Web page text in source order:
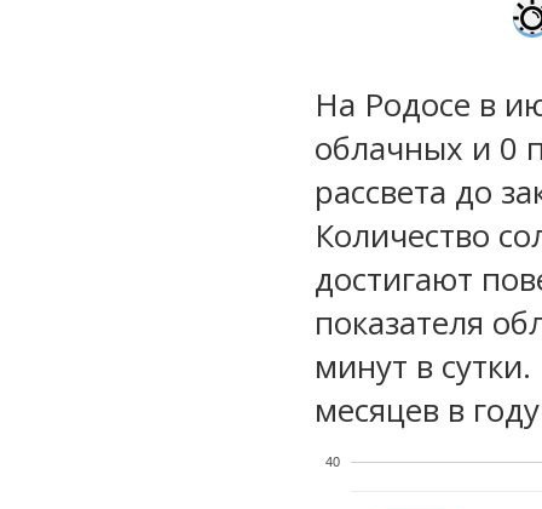
На Родосе в
облачных и 0
рассвета до
Количество
достигают
показателя
минут в
месяцев в
40